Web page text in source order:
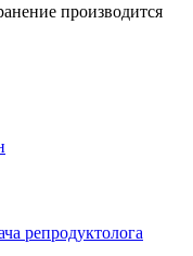
производится